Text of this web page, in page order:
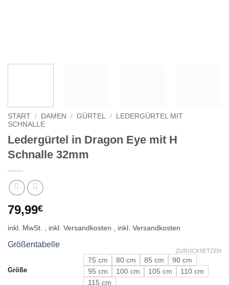
START / DAMEN / GÜRTEL /
LEDERGÜRTEL MIT
SCHNALLE
Ledergürtel in Dragon Eye mit H
Schnalle 32mm
79,99€
inkl. MwSt.
Größentabelle
Größe
75 cm 80 cm 85 cm
90 cm
95 cm
100 cm 105 cm
110 cm
115 cm
ZURÜCKSETZEN